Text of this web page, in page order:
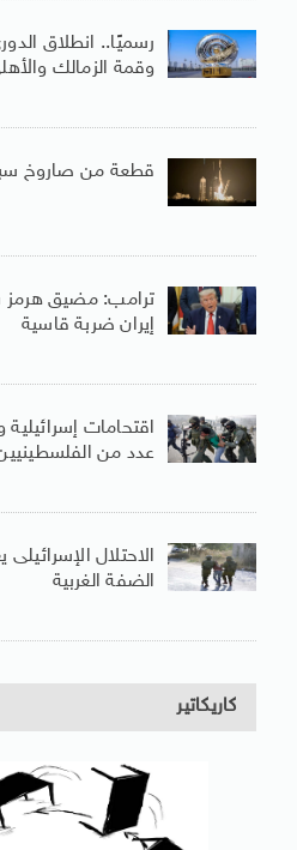
وقمة الزمالك والأهلى 11
قطعة من صاروخ
ترامب: مضيق هرمز
إيران ضربة قاسية
اقتحامات
عدد من
الضفة الغربية
كاريكاتير